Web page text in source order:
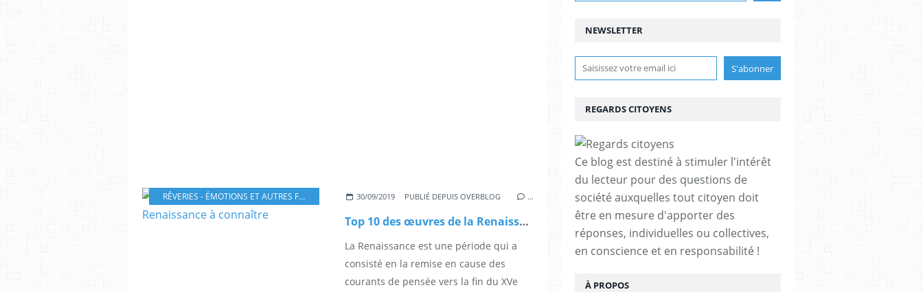
RÊVERIES - ÉMOTIONS ET AUTRES FANTAISIES SOCIÉTÉS ET CULTURES
30/09/2019 PUBLIÉ DEPUIS OVERBLOG …
Top 10 des œuvres de la Renaissance à connaître
La Renaissance est une période qui a
consisté en la remise en cause des
courants de pensée vers la fin du XVe
NEWSLETTER
REGARDS CITOYENS
Ce blog est destiné à stimuler l'intérêt
du lecteur pour des questions de
société auxquelles tout citoyen doit
être en mesure d'apporter des
réponses, individuelles ou collectives,
en conscience et en responsabilité !
À PROPOS